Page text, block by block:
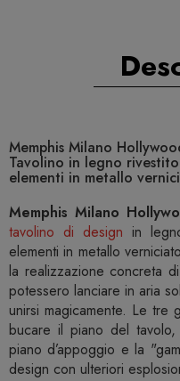
Memphis Milano
Tavolino in legno
elementi in metallo
Memphis Milano
tavolino di design in
elementi in metallo
la realizzazione concreta
potessero lanciare in aria
unirsi magicamente. Le tre
bucare il piano del
piano d’appoggio e la
design con ulteriori